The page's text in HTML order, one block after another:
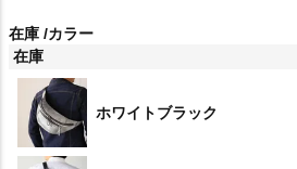
在庫 カラー
在庫
ホワイトブラック